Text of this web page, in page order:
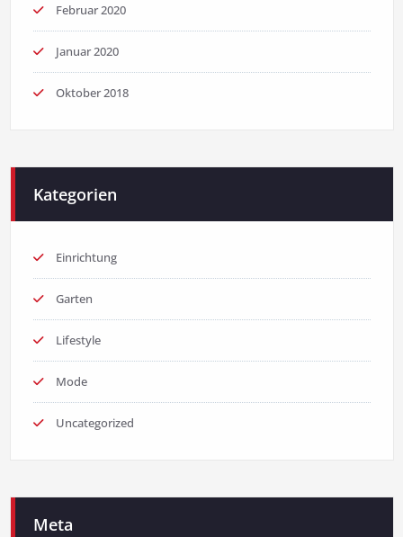
Februar 2020
Januar 2020
Oktober 2018
Kategorien
Einrichtung
Garten
Lifestyle
Mode
Uncategorized
Meta